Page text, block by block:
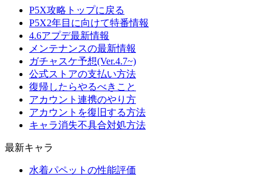
P5X攻略トップに戻る
P5X2年目に向けて特番情報
4.6アプデ最新情報
メンテナンスの最新情報
ガチャスケ予想(Ver.4.7~)
公式ストアの支払い方法
復帰したらやるべきこと
アカウント連携のやり方
アカウントを復旧する方法
キャラ消失不具合対処方法
最新キャラ
水着パペットの性能評価